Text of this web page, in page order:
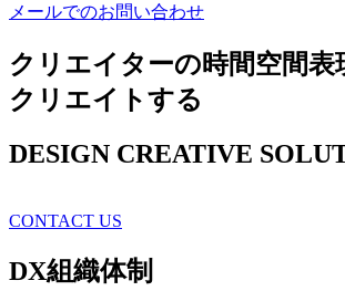
メールでのお問い合わせ
クリエイターの時間空間表
クリエイトする
DESIGN CREATIVE
CONTACT US
DX組織体制